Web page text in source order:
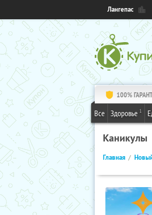
Лангепас
100%
Все Здоровье 1
Каникулы
Главная